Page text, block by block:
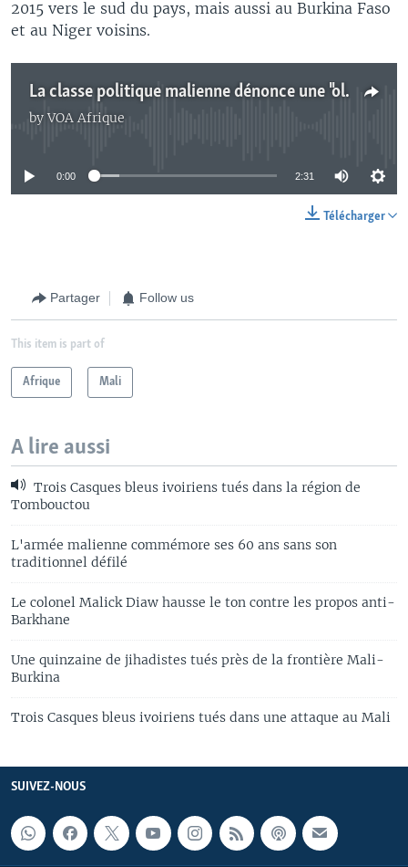
2015 vers le sud du pays, mais aussi au Burkina Faso
et au Niger voisins.
La classe politique malienne dénonce une "oligarchie militaire"
byVOA Afrique
No media source currently available
0:00 2:31
Télécharger
Partager Follow us
This item is part of
Afrique Mali
A lire aussi
Trois Casques bleus ivoiriens tués dans la région de
Tombouctou
L'armée malienne commémore ses 60 ans sans son
traditionnel défilé
Le colonel Malick Diaw hausse le ton contre les propos anti-
Barkhane
Une quinzaine de jihadistes tués près de la frontière Mali-
Burkina
Trois Casques bleus ivoiriens tués dans une attaque au Mali
SUIVEZ-NOUS